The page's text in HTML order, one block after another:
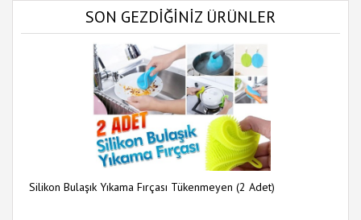
SON GEZDİĞİNİZ ÜRÜNLER
Silikon Bulaşık Yıkama Fırçası Tükenmeyen (2 Adet)